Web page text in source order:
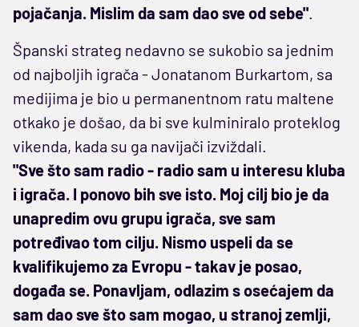
pojačanja. Mislim da sam dao sve od sebe".
Španski strateg nedavno se sukobio sa jednim
od najboljih igrača - Jonatanom Burkartom, sa
medijima je bio u permanentnom ratu maltene
otkako je došao, da bi sve kulminiralo proteklog
vikenda, kada su ga navijači izviždali.
"Sve što sam radio - radio sam u interesu kluba
i igrača. I ponovo bih sve isto. Moj cilj bio je da
unapredim ovu grupu igrača, sve sam
potređivao tom cilju. Nismo uspeli da se
kvalifikujemo za Evropu - takav je posao,
događa se. Ponavljam, odlazim s osećajem da
sam dao sve što sam mogao, u stranoj zemlji,